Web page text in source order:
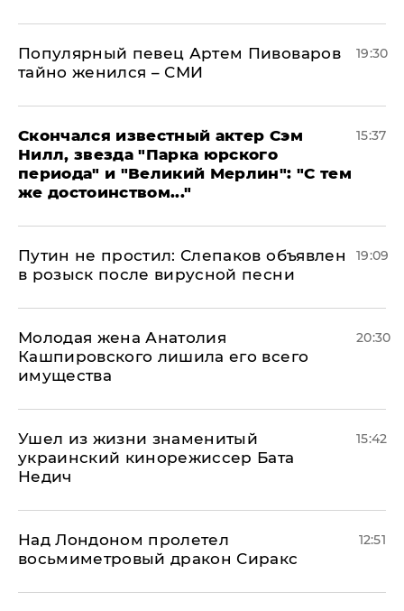
Популярный певец Артем Пивоваров
тайно женился – СМИ
19:30
Скончался известный актер Сэм
Нилл, звезда "Парка юрского
периода" и "Великий Мерлин": "С тем
же достоинством..."
15:37
Путин не простил: Слепаков объявлен
в розыск после вирусной песни
19:09
Молодая жена Анатолия
Кашпировского лишила его всего
имущества
20:30
Ушел из жизни знаменитый
украинский кинорежиссер Бата
Недич
15:42
Над Лондоном пролетел
восьмиметровый дракон Сиракс
12:51